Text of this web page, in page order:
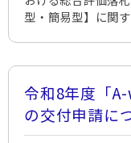
型・簡易型】に関
令和8年度「
の交付申請に